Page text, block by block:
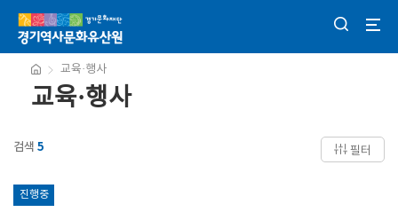
교육·행사
교육·행사
검색 5 필터
진행중